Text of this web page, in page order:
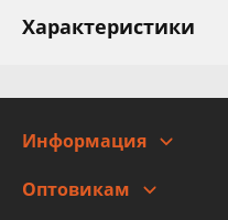
Характеристики
Информация
Адреса
Оптовикам